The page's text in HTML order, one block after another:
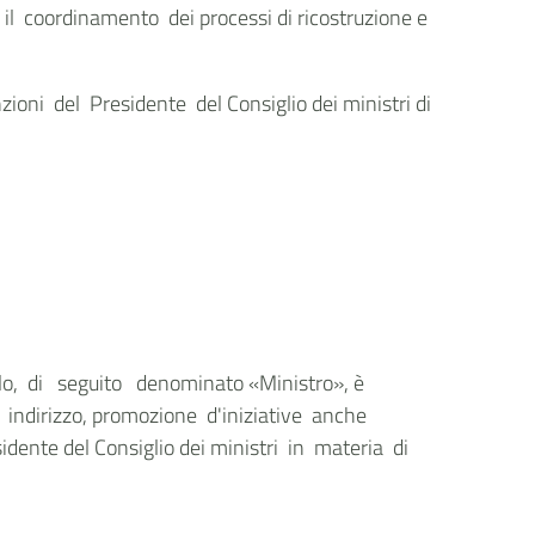
coordinamento dei processi di ricostruzione e
del Presidente del Consiglio dei ministri di
di seguito denominato «Ministro», è
promozione d'iniziative anche
del Consiglio dei ministri in materia di